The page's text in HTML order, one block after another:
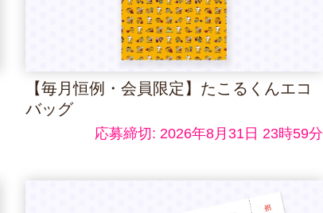
【毎月恒例・会員限定】たこるくんエコ
バッグ
応募締切: 2026年8月31日 23時59分